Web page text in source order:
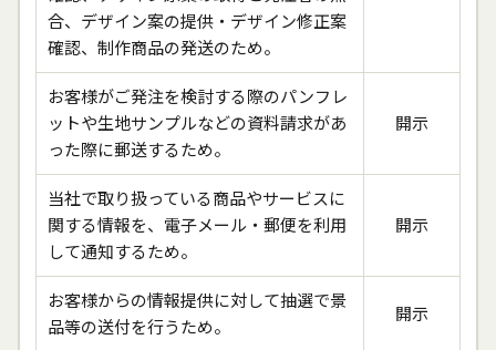
合、デザイン案の提供・デザイン修正案
確認、制作商品の発送のため。
お客様がご発注を検討する際のパンフレ
ットや生地サンプルなどの資料請求があ
った際に郵送するため。
開示
当社で取り扱っている商品やサービスに
関する情報を、電子メール・郵便を利用
して通知するため。
開示
お客様からの情報提供に対して抽選で景
品等の送付を行うため。
開示